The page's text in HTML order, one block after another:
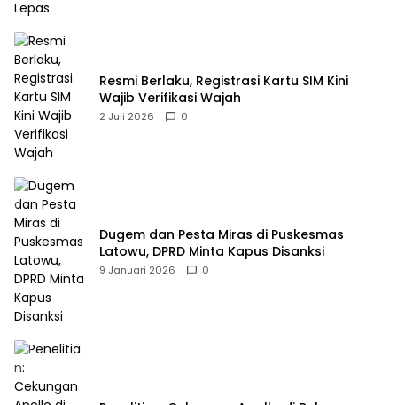
Resmi Berlaku, Registrasi Kartu SIM Kini
Wajib Verifikasi Wajah
2 Juli 2026 0
Dugem dan Pesta Miras di Puskesmas
Latowu, DPRD Minta Kapus Disanksi
9 Januari 2026 0